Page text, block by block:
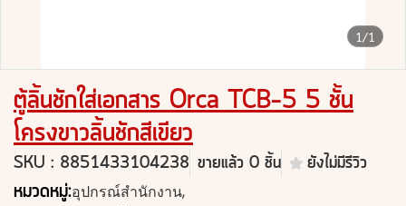
1/1
ตู้ลิ้นชักใส่เอกสาร Orca TCB-5 5 ชั้น
โครงขาวลิ้นชักสีเขียว
SKU : 8851433104238 ขายแล้ว 0 ชิ้น ยังไม่มีรีวิว
หมวดหมู่:อุปกรณ์สำนักงาน,